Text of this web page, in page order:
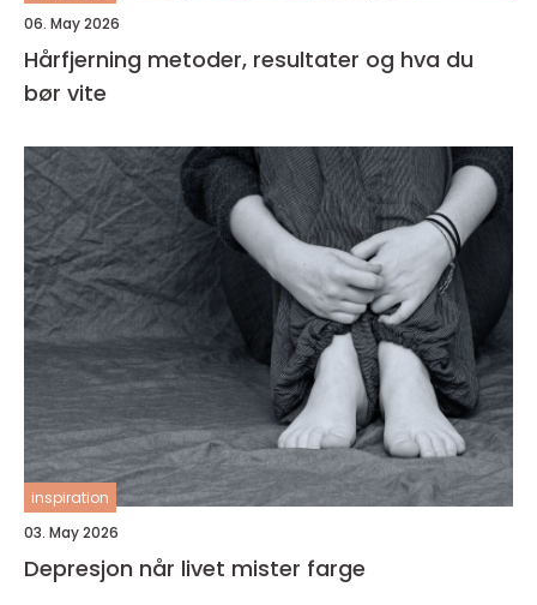
06. May 2026
Hårfjerning metoder, resultater og hva du
bør vite
inspiration
03. May 2026
Depresjon når livet mister farge